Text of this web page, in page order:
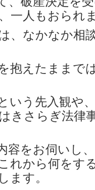
一人もおられ
、なかなか相
抱えたままで
いう先入観や
きさらぎ法律
容をお伺いし
れから何をす
ます。